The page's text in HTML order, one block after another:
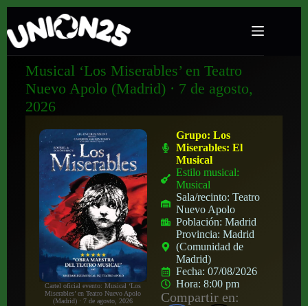
Musical ‘Los Miserables’ en Teatro
Nuevo Apolo (Madrid) · 7 de agosto,
2026
Cartel oficial evento: Musical ‘Los
Miserables’ en Teatro Nuevo Apolo
(Madrid) · 7 de agosto, 2026
Grupo:Los
Miserables: El
Musical
Estilo musical:
Musical
Sala/recinto:Teatro
Nuevo Apolo
Población:Madrid
Provincia:Madrid
(Comunidad de
Madrid)
Fecha:07/08/2026
Hora:8:00 pm
Compartir en: